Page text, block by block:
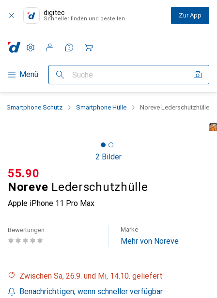
digitec
Schneller finden und bestellen Zur App
Navigation nach Kategorien
Menü Suche
Einstellungen
Kundenkonto
Vergleichslisten
Merklisten
Warenkorb
Smartphone Schutz Smartphone Hülle Noreve Lederschutzhülle
2 Bilder
Noreve Lederschutzhülle
Apple iPhone 11 Pro Max
CHF
55.90
Bewertungen Marke
Mehr von Noreve
Zwischen Sa, 26.9. und Mi, 14.10. geliefert
Benachrichtigen, wenn schneller verfügbar